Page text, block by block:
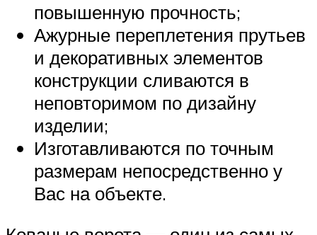
повышенную прочность;
Ажурные переплетения прутьев
и декоративных элементов
конструкции сливаются в
неповторимом по дизайну
изделии;
Изготавливаются по точным
размерам непосредственно у
Вас на объекте.